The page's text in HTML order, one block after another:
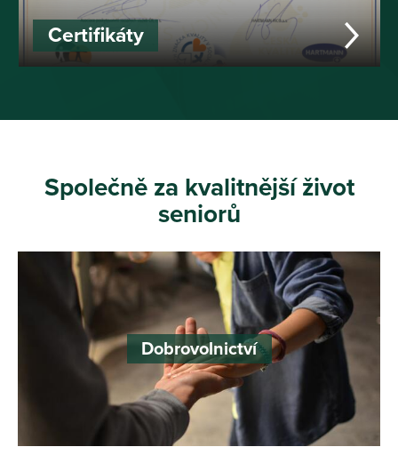
Certifikáty
Společně za kvalitnější život
seniorů
Dobrovolnictví